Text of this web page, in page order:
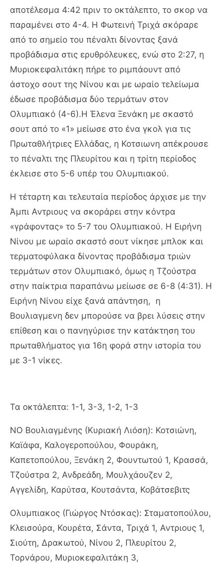
αποτέλεσμα 4:42 πριν το οκτάλεπτο, το σκορ να
παραμένει στο 4-4. Η Φωτεινή Τριχά σκόραρε
από το σημείο του πέναλτι δίνοντας ξανά
προβάδισμα στις ερυθρόλευκες, ενώ στο 2:27, η
Μυριοκεφαλιτάκη πήρε το ριμπάουντ από
άστοχο σουτ της Νίνου και με ωραίο τελείωμα
έδωσε προβάδισμα δύο τερμάτων στον
Ολυμπιακό (4-6).Η Έλενα Ξενάκη με σκαστό
σουτ από το «1» μείωσε στο ένα γκολ για τις
Πρωταθλήτριες Ελλάδας, η Κοτσιωνη απέκρουσε
το πέναλτι της Πλευρίτου και η τρίτη περίοδος
έκλεισε στο 5-6 υπέρ του Ολυμπιακού.
Η τέταρτη και τελευταία περίοδος άρχισε με την
Άμπι Αντριους να σκοράρει στην κόντρα
«γράφοντας» το 5-7 του Ολυμπιακού. Η Ειρήνη
Νίνου με ωραίο σκαστό σουτ νίκησε μπλοκ και
τερματοφύλακα δίνοντας προβάδισμα τριών
τερμάτων στον Ολυμπιακό, όμως η Τζούστρα
στην παίκτρια παραπάνω μείωσε σε 6-8 (4:31). Η
Ειρήνη Νίνου είχε ξανά απάντηση, η
Βουλιαγμενη δεν μπορούσε να βρει λύσεις στην
επίθεση και ο πανηγύρισε την κατάκτηση του
πρωταθλήματος για 16η φορά στην ιστορία του
με 3-1 νίκες.
Τα οκτάλεπτα: 1-1, 3-3, 1-2, 1-3
ΝΟ Βουλιαγμένης (Κυριακή Λιόση): Κοτσιώνη,
Καϊάφα, Καλογεροπούλου, Φουράκη,
Καπετοπούλου, Ξενάκη 2, Φουντωτού 1, Κρασσά,
Τζούστρα 2, Ανδρεάδη, Μουλχάουζεν 2,
Αγγελίδη, Καρύτσα, Κουτσάντα, Κοβάτσεβιτς
Ολυμπιακος (Γιώργος Ντόσκας): Σταματοπούλου,
Κλεισούρα, Κουρέτα, Σάντα, Τριχά 1, Αντριους 1,
Σιούτη, Δρακωτού, Νίνου 2, Πλευρίτου 2,
Τορνάρου, Μυριοκεφαλιτάκη 3,